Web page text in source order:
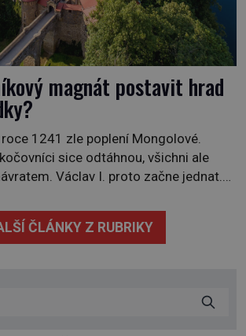
magnát postavit hrad
1241 zle poplení Mongolové.
sice odtáhnou, všichni ale
Václav I. proto začne jednat.
Český král Václav I. (1205–1253)
mají posílit obranu jeho království.
ČLÁNKY Z RUBRIKY